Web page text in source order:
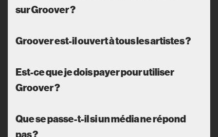
sur Groover ?
Groover est-il ouvert à tous les artistes ?
Est-ce que je dois payer pour utiliser
Groover ?
Que se passe-t-il si un média ne répond
pas ?